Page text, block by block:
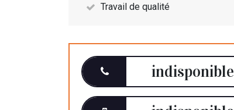
Travail de qualité
indisponible